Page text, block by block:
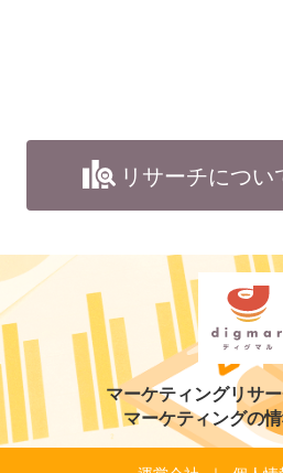
リサーチについ
マーケティングリサー
マーケティングの